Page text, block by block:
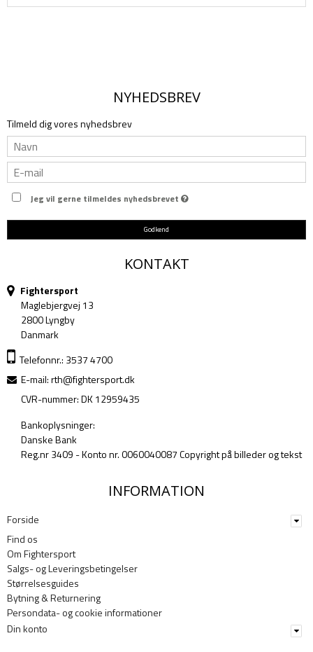
NYHEDSBREV
Tilmeld dig vores nyhedsbrev
Jeg vil gerne tilmeldes nyhedsbrevet
Godkend
KONTAKT
Fightersport
Maglebjergvej 13
2800 Lyngby
Danmark
Telefonnr.: 3537 4700
E-mail:rth@fightersport.dk
CVR-nummer: DK 12959435
Bankoplysninger:
Danske Bank
Reg.nr 3409 - Konto nr. 0060040087 Copyright på billeder og tekst
INFORMATION
Forside
Find os
Om Fightersport
Salgs- og Leveringsbetingelser
Størrelsesguides
Bytning & Returnering
Persondata- og cookie informationer
Din konto